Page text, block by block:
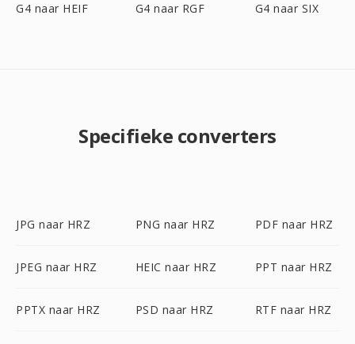
G4 naar HEIF G4 naar RGF G4 naar SIX
Specifieke converters
JPG naar HRZ PNG naar HRZ PDF naar HRZ
JPEG naar HRZ HEIC naar HRZ PPT naar HRZ
PPTX naar HRZ PSD naar HRZ RTF naar HRZ